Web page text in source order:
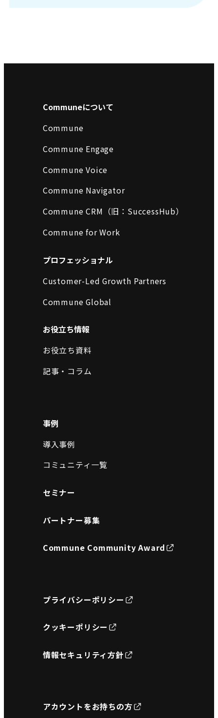
Communeについて
Commune
Commune Engage
Commune Voice
Commune Navigator
Commune CRM（旧：SuccessHub）
Commune for Work
プロフェッショナル
Customer-Led Growth Partners
Commune Global
お役立ち情報
お役立ち資料
記事・コラム
事例
導入事例
コミュニティ一覧
セミナー
パートナー募集
Commune Community Award
プライバシーポリシー
クッキーポリシー
情報セキュリティ方針
アカウントをお持ちの方